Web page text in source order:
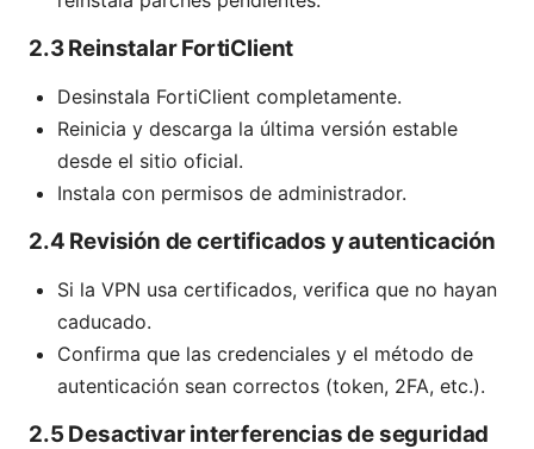
2.3 Reinstalar FortiClient
Desinstala FortiClient completamente.
Reinicia y descarga la última versión estable
desde el sitio oficial.
Instala con permisos de administrador.
2.4 Revisión de certificados y autenticación
Si la VPN usa certificados, verifica que no hayan
caducado.
Confirma que las credenciales y el método de
autenticación sean correctos (token, 2FA, etc.).
2.5 Desactivar interferencias de seguridad